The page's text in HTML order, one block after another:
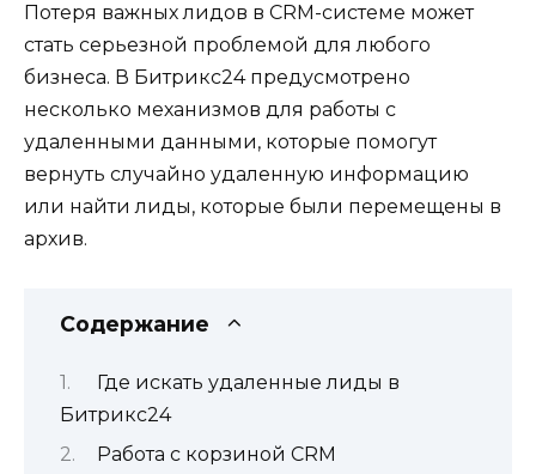
Потеря важных лидов в CRM-системе может
стать серьезной проблемой для любого
бизнеса. В Битрикс24 предусмотрено
несколько механизмов для работы с
удаленными данными, которые помогут
вернуть случайно удаленную информацию
или найти лиды, которые были перемещены в
архив.
Содержание
Где искать удаленные лиды в
Битрикс24
Работа с корзиной CRM